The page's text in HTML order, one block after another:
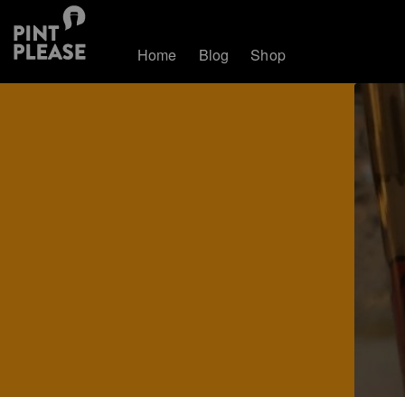
Home Blog Shop